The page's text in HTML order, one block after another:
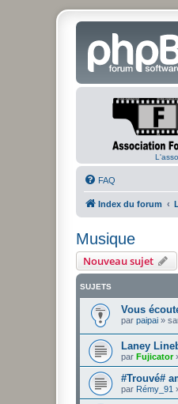
FAQ
Index du forum
Musique
Nouveau sujet
SUJETS
Vous
par paipai »
Laney
par Fujicator
#Trouvé#
par Rémy_91